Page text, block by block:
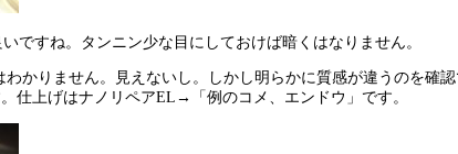
すね。タンニン少な目にしておけば暗くはなりません。
かりません。見えないし。しかし明らかに質感が違うのを確
仕上げはナノリペアEL→「例のコメ、エンドウ」です。